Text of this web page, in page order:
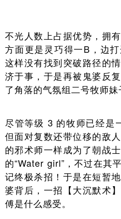
不光人数上占据优势，拥
方面更是灵巧得一B，边打
这样没有找到突破路径的
济于事，于是再被鬼婆反
了角落的气氛组二号牧师妹
尽管等级 3 的牧师已经是
但面对复数还带位移的敌
的邪术师一样成为了朝战
的“Water girl”，不过在其
记终极杀招！于是在短暂
婆背后，一招【大沉默术
傅是什么感受。